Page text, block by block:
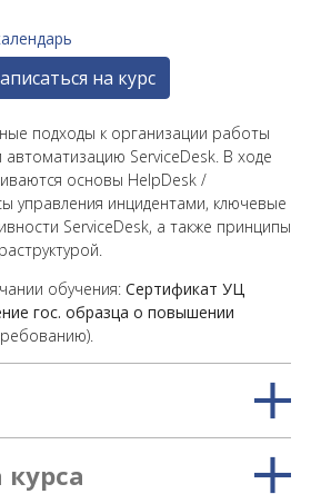
подходы к организации работы
ServiceDesk. В ходе
основы HelpDesk /
управления инцидентами, ключевые
ServiceDesk, а также принципы
обучения: Сертификат УЦ
гос. образца о повышении
на курс